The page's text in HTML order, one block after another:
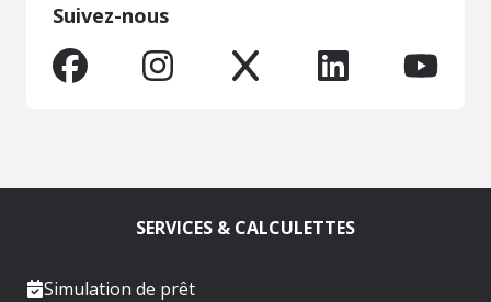
Suivez-nous
SERVICES & CALCULETTES
Simulation de prêt